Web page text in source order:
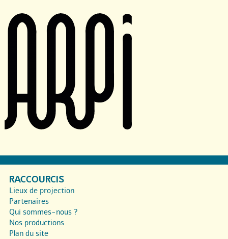
RACCOURCIS
Lieux de projection
Partenaires
Qui sommes-nous ?
Nos productions
Plan du site